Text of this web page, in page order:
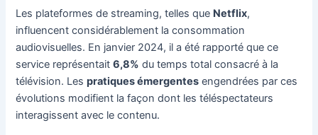
Les plateformes de streaming, telles que Netflix,
influencent considérablement la consommation
audiovisuelles. En janvier 2024, il a été rapporté que ce
service représentait6,8% du temps total consacré à la
télévision. Lespratiques émergentes engendrées par ces
évolutions modifient la façon dont les téléspectateurs
interagissent avec le contenu.